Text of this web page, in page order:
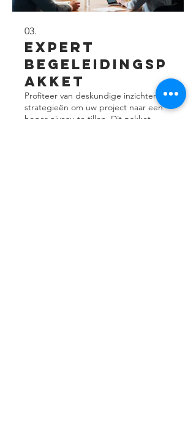
03.
Expert
Begeleidingsp
akket
Profiteer van deskundige inzichten en
strategieën om uw project naar een
hoger niveau te tillen. Dit pakket